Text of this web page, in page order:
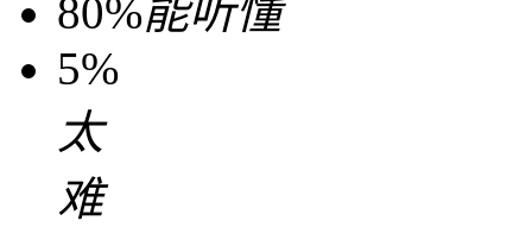
80%能听懂
5%
太
难